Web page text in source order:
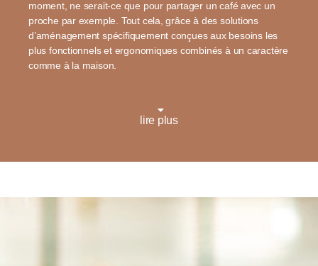
moment, ne serait-ce que pour partager un café avec un
proche par exemple. Tout cela, grâce à des solutions
d’aménagement spécifiquement conçues aux besoins les
plus fonctionnels et ergonomiques combinés à un caractère
comme à la maison.
lire plus